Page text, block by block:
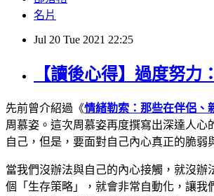
名片
Jul 20 Tue 2021 22:25
【讀後心得】過度努力
先前曾介紹過《情緒勒索：那些在伴侶、
周慕姿。這次周慕姿再度撰寫出深達人心
自己，但是，要面對自己內心真正的脆弱
當我們沒辦法與自己的內心接觸，就沒
個「生存策略」，就會非常自動化，讓